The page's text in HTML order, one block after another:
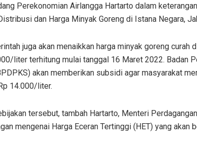
Perekonomian Airlangga Hartarto dalam
dan Harga Minyak Goreng di Istana Negara,
juga akan menaikkan harga minyak goreng curah
liter terhitung mulai tanggal 16 Maret 2022. Badan
akan memberikan subsidi agar masyarakat
14.000/liter.
tersebut, tambah Hartarto, Menteri
mengenai Harga Eceran Tertinggi (HET) yang akan